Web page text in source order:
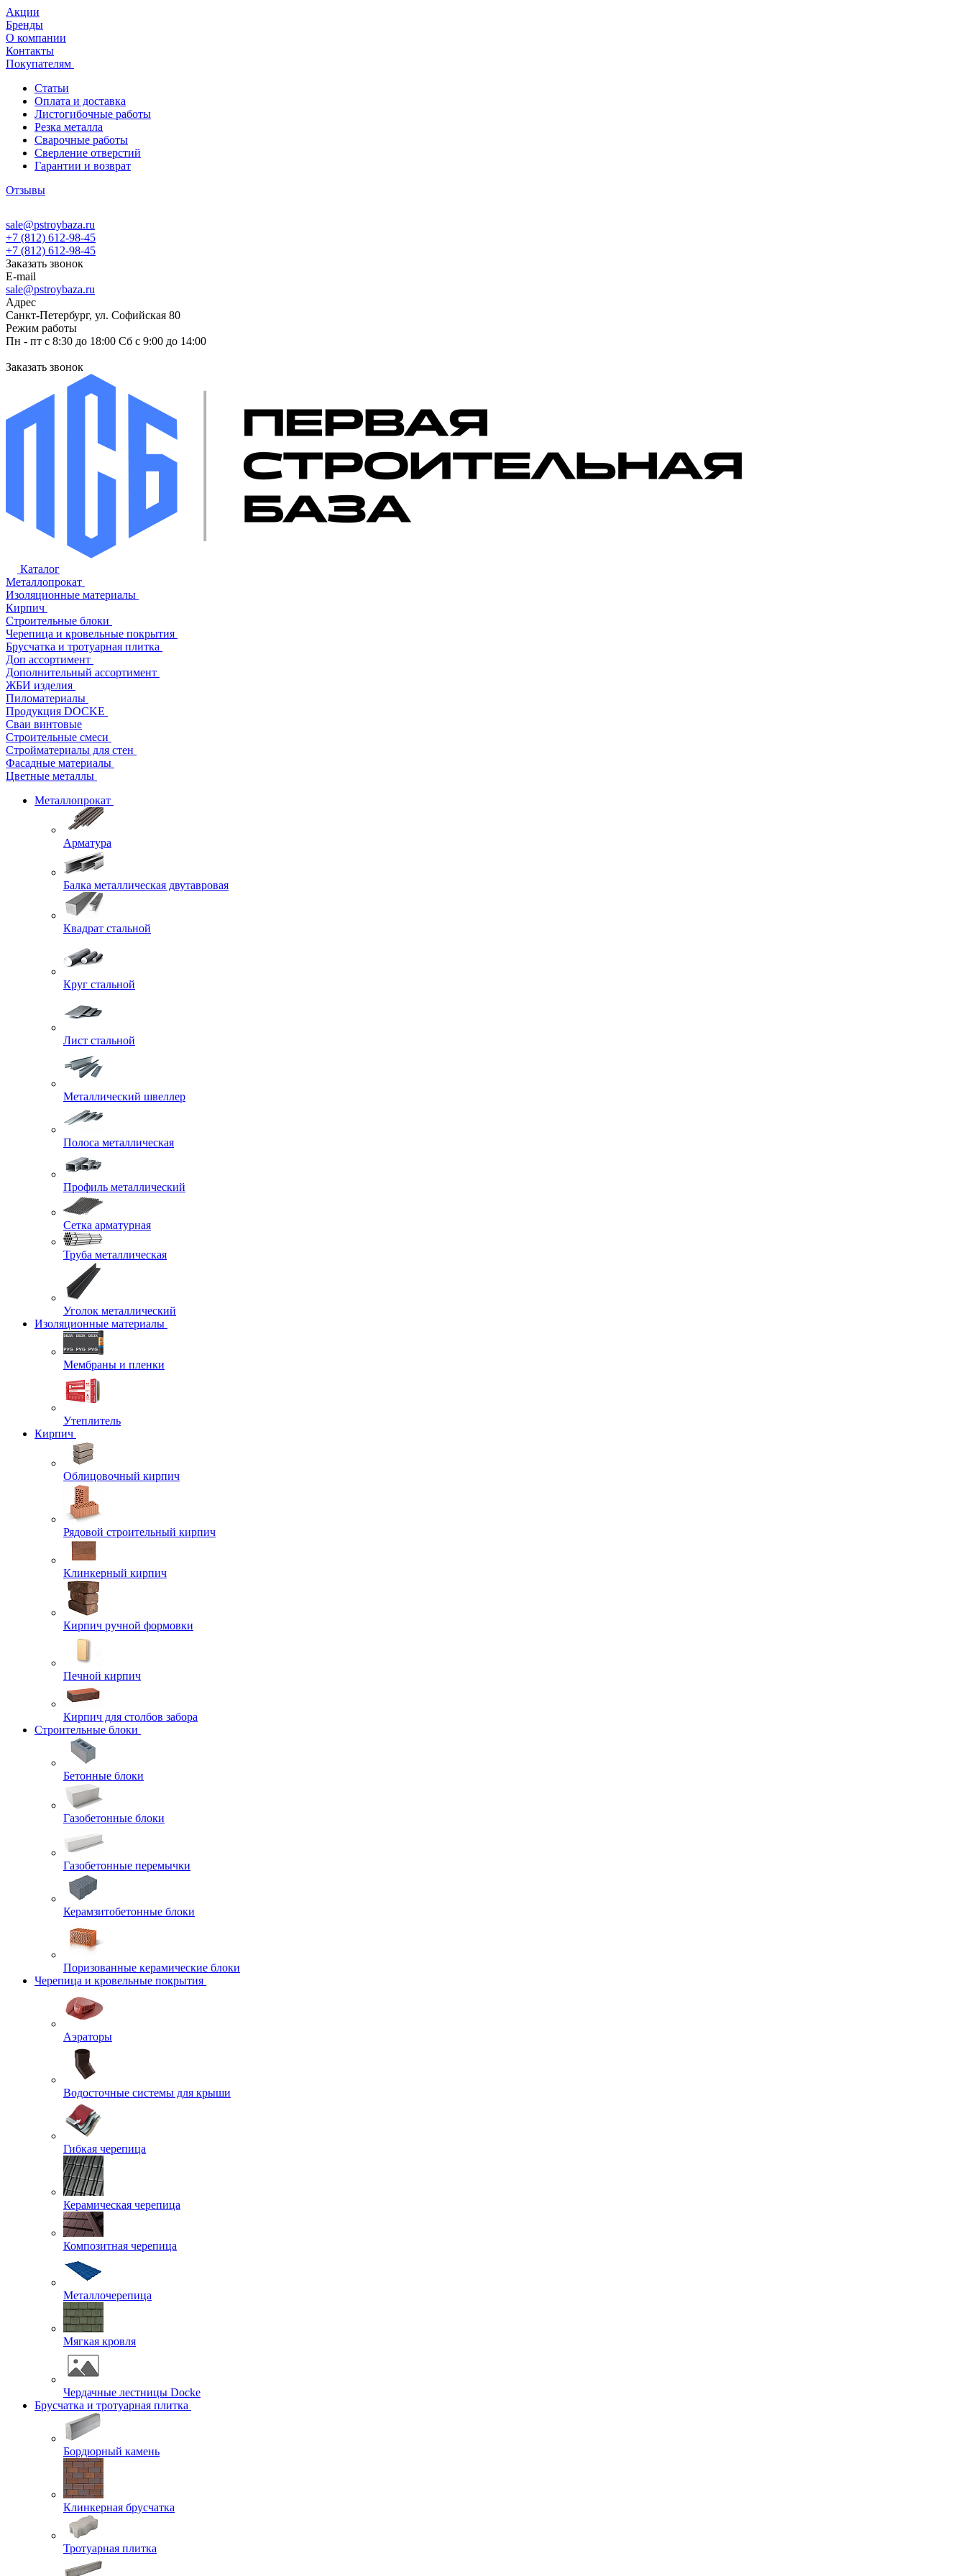
Акции
Бренды
О компании
Контакты
Покупателям
Статьи
Оплата и доставка
Листогибочные работы
Резка металла
Сварочные работы
Сверление отверстий
Гарантии и возврат
Отзывы
sale@pstroybaza.ru
+7 (812) 612-98-45
+7 (812) 612-98-45
Заказать звонок
E-mail
sale@pstroybaza.ru
Адрес
Санкт-Петербург, ул. Софийская 80
Режим работы
Пн - пт с 8:30 до 18:00 Сб с 9:00 до 14:00
Заказать звонок
Каталог
Металлопрокат
Изоляционные материалы
Кирпич
Строительные блоки
Черепица и кровельные покрытия
Брусчатка и тротуарная плитка
Доп ассортимент
Дополнительный ассортимент
ЖБИ изделия
Пиломатериалы
Продукция DOCKE
Сваи винтовые
Строительные смеси
Стройматериалы для стен
Фасадные материалы
Цветные металлы
Металлопрокат
Арматура
Балка металлическая двутавровая
Квадрат стальной
Круг стальной
Лист стальной
Металлический швеллер
Полоса металлическая
Профиль металлический
Сетка арматурная
Труба металлическая
Уголок металлический
Изоляционные материалы
Мембраны и пленки
Утеплитель
Кирпич
Облицовочный кирпич
Рядовой строительный кирпич
Клинкерный кирпич
Кирпич ручной формовки
Печной кирпич
Кирпич для столбов забора
Строительные блоки
Бетонные блоки
Газобетонные блоки
Газобетонные перемычки
Керамзитобетонные блоки
Поризованные керамические блоки
Черепица и кровельные покрытия
Аэраторы
Водосточные системы для крыши
Гибкая черепица
Керамическая черепица
Композитная черепица
Металлочерепица
Мягкая кровля
Чердачные лестницы Docke
Брусчатка и тротуарная плитка
Бордюрный камень
Клинкерная брусчатка
Тротуарная плитка